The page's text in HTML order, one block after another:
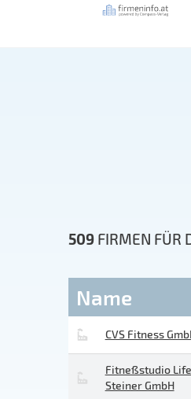
509 FIRMEN FÜR
Name
CVS Fitness
Fitneßstudio
Steiner GmbH